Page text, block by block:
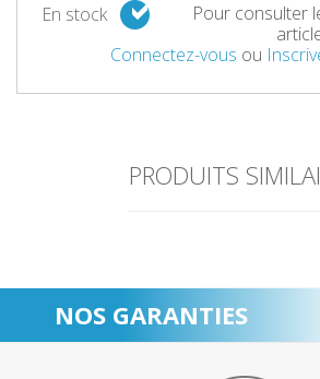
En stock
Pour consulter
Connectez-vous ou
PRODUITS
NOS GARANTIES